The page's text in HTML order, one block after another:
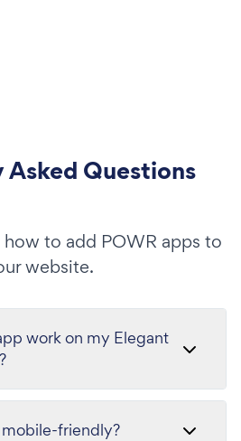
Questions
to add POWR apps to
website.
work on my Elegant
friendly?